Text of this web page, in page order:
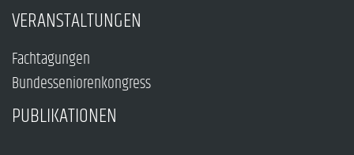
VERANSTALTUNGEN
Fachtagungen
Bundesseniorenkongress
PUBLIKATIONEN